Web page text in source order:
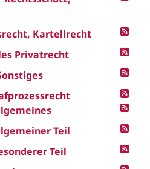
Kartellrecht
Privatrecht
Teil
Teil